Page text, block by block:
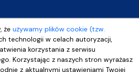
żeużywamy plików cookie (tzw.
technologii w celach autoryzacji,
korzystania z serwisu
Korzystając z naszych stron wyrażasz
z aktualnymi ustawieniami Twojej